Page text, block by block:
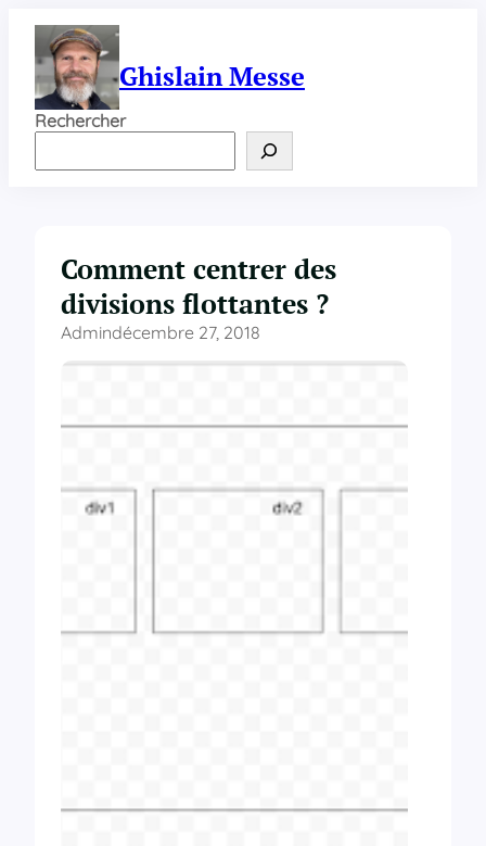
contenu
Ghislain Messe
Rechercher
Comment centrer des
divisions flottantes ?
Admindécembre 27, 2018